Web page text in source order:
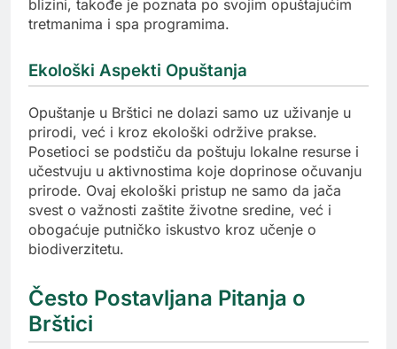
blizini, takođe je poznata po svojim opuštajućim
tretmanima i spa programima.
Ekološki Aspekti Opuštanja
Opuštanje u Brštici ne dolazi samo uz uživanje u
prirodi, već i kroz ekološki održive prakse.
Posetioci se podstiču da poštuju lokalne resurse i
učestvuju u aktivnostima koje doprinose očuvanju
prirode. Ovaj ekološki pristup ne samo da jača
svest o važnosti zaštite životne sredine, već i
obogaćuje putničko iskustvo kroz učenje o
biodiverzitetu.
Često Postavljana Pitanja o
Brštici